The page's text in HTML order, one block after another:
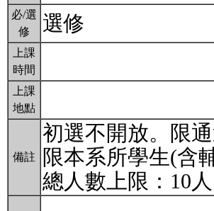
必/選
修
選修
上課
時間
上課
地點
備註
初選不開放。限
限本系所學生(含
總人數上限：10人